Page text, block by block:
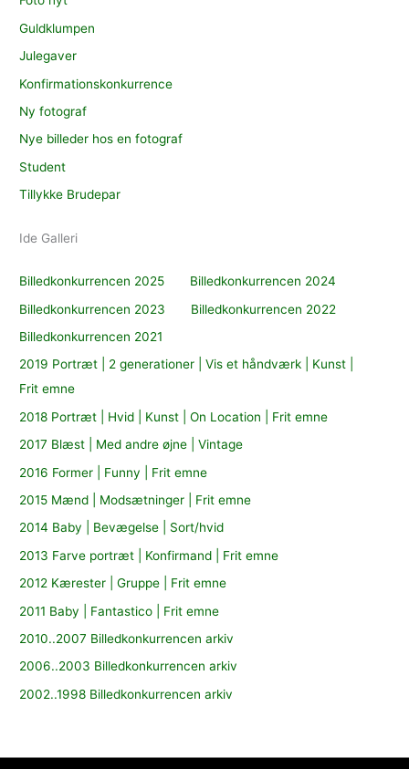
Guldklumpen
Julegaver
Konfirmationskonkurrence
Ny fotograf
Nye billeder hos en fotograf
Student
Tillykke Brudepar
Ide Galleri
Billedkonkurrencen 2025
Billedkonkurrencen 2024
Billedkonkurrencen 2023
Billedkonkurrencen 2022
Billedkonkurrencen 2021
2019 Portræt | 2 generationer | Vis et håndværk | Kunst |
Frit emne
2018 Portræt | Hvid | Kunst | On Location | Frit emne
2017 Blæst | Med andre øjne | Vintage
2016 Former | Funny | Frit emne
2015 Mænd | Modsætninger | Frit emne
2014 Baby | Bevægelse | Sort/hvid
2013 Farve portræt | Konfirmand | Frit emne
2012 Kærester | Gruppe | Frit emne
2011 Baby | Fantastico | Frit emne
2010..2007 Billedkonkurrencen arkiv
2006..2003 Billedkonkurrencen arkiv
2002..1998 Billedkonkurrencen arkiv